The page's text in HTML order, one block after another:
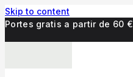
Skip to content
Portes gratis a partir de 60 €